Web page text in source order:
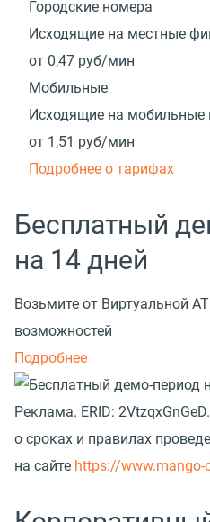
Городские номера
Исходящие на местные
от 0,47 руб/мин
Мобильные
Исходящие на мобильные
от 1,51 руб/мин
Подробнее о тарифах
Бесплатный
на 14 дней
Возьмите от Виртуальной
возможностей
Подробнее
Реклама. ERID:
о сроках и правилах
на сайте https://